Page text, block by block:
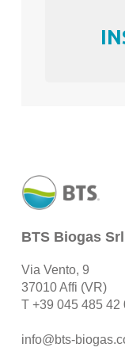
BTS Biogas Srl
Via Vento, 9
37010 Affi (VR)
T +39 045 485 42
info@bts-